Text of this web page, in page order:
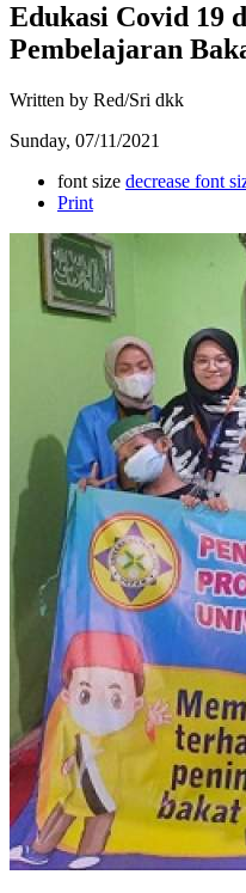
Edukasi Covid 19
Pembelajaran
Written by Red/Sri dkk
Sunday, 07/11/2021
font size decrease font
Print